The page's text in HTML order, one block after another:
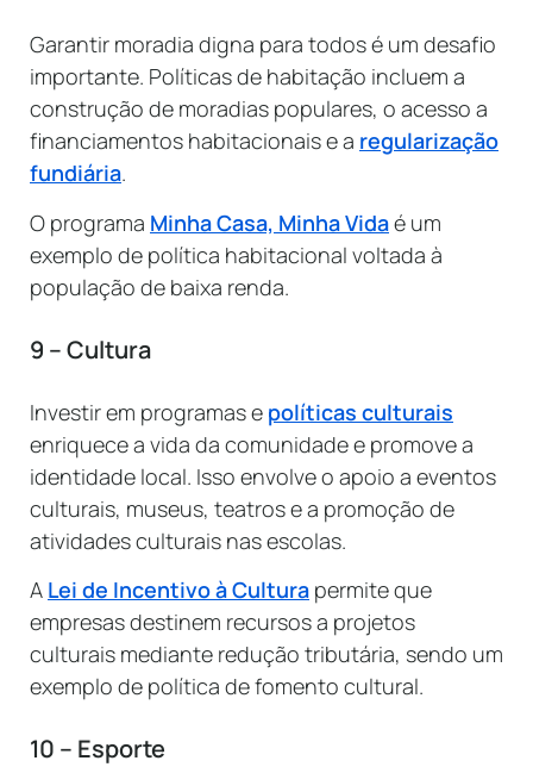
Garantir moradia digna para todos é um desafio
importante. Políticas de habitação incluem a
construção de moradias populares, o acesso a
financiamentos habitacionais e a regularização
fundiária.
O programa Minha Casa, Minha Vidaé um
exemplo de política habitacional voltada à
população de baixa renda.
9 – Cultura
Investir em programas e políticas culturais
enriquece a vida da comunidade e promove a
identidade local. Isso envolve o apoio a eventos
culturais, museus, teatros e a promoção de
atividades culturais nas escolas.
A Lei de Incentivo à Cultura permite que
empresas destinem recursos a projetos
culturais mediante redução tributária, sendo um
exemplo de política de fomento cultural.
10 – Esporte